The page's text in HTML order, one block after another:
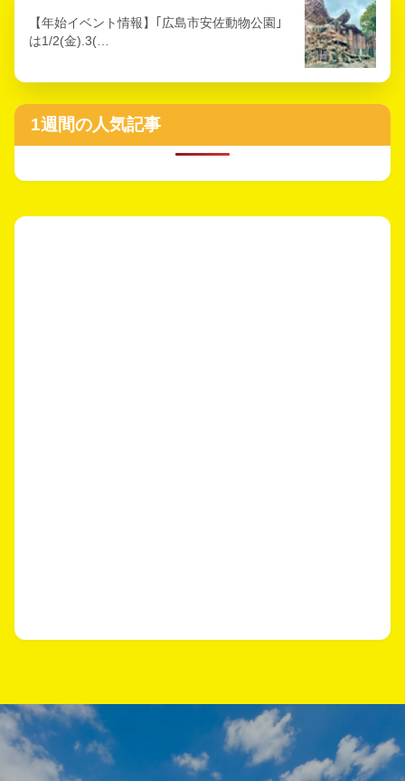
【年始イベント情報】｢広島市安佐動物公園｣
は1/2(金).3(…
1週間の人気記事